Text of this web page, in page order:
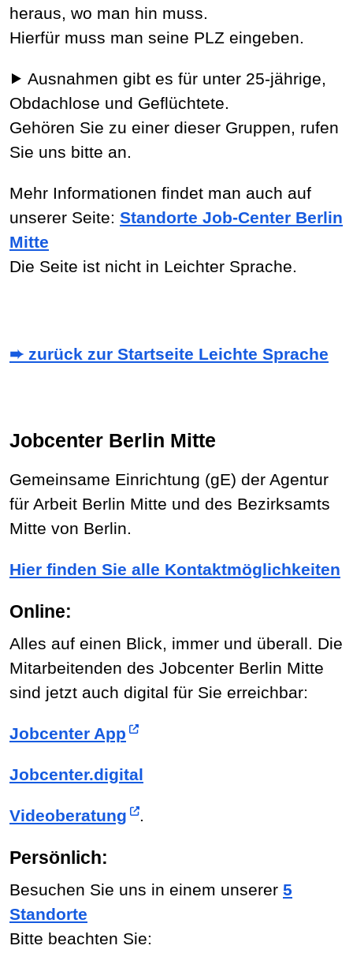
heraus, wo man hin muss.
Hierfür muss man seine PLZ eingeben.
⯈ Ausnahmen gibt es für unter 25-jährige,
Obdachlose und Geflüchtete.
Gehören Sie zu einer dieser Gruppen, rufen
Sie uns bitte an.
Mehr Informationen findet man auch auf
unserer Seite: Standorte Job-Center Berlin
Mitte
Die Seite ist nicht in Leichter Sprache.
➨ zurück zur Startseite Leichte Sprache
Jobcenter Berlin Mitte
Gemeinsame Einrichtung (gE) der Agentur
für Arbeit Berlin Mitte und des Bezirksamts
Mitte von Berlin.
Hier finden Sie alle Kontaktmöglichkeiten
Online:
Alles auf einen Blick, immer und überall. Die
Mitarbeitenden des Jobcenter Berlin Mitte
sind jetzt auch digital für Sie erreichbar:
Jobcenter App
Jobcenter.digital
Videoberatung .
Persönlich:
Besuchen Sie uns in einem unserer 5
Standorte
Bitte beachten Sie: